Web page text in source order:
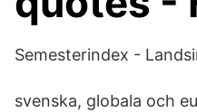
Semesterindex -
svenska, globala och